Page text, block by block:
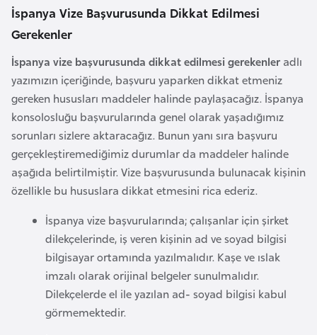
İspanya Vize Başvurusunda Dikkat Edilmesi
Gerekenler
İspanya vize başvurusunda dikkat edilmesi gerekenler adlı
yazımızın içeriğinde, başvuru yaparken dikkat etmeniz
gereken hususları maddeler halinde paylaşacağız. İspanya
konsolosluğu başvurularında genel olarak yaşadığımız
sorunları sizlere aktaracağız. Bunun yanı sıra başvuru
gerçekleştiremediğimiz durumlar da maddeler halinde
aşağıda belirtilmiştir. Vize başvurusunda bulunacak kişinin
özellikle bu hususlara dikkat etmesini rica ederiz.
İspanya vize başvurularında; çalışanlar için şirket
dilekçelerinde, iş veren kişinin ad ve soyad bilgisi
bilgisayar ortamında yazılmalıdır. Kaşe ve ıslak
imzalı olarak orijinal belgeler sunulmalıdır.
Dilekçelerde el ile yazılan ad- soyad bilgisi kabul
görmemektedir.
F
r
a
n
s
a
G
a
b